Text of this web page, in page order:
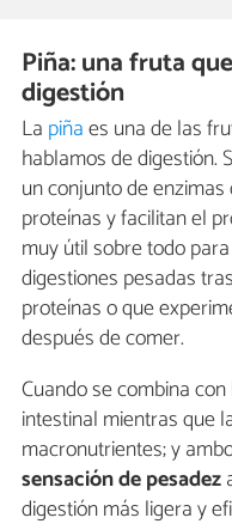
Piña: una fruta
digestión
La piñaes una de las
hablamos de digestión.
un conjunto de
proteínas y facilitan el
muy útil sobre todo
digestiones pesadas
proteínas o que
después de comer.
Cuando se combina
intestinal mientras que
macronutrientes; y
sensación de pesadez
digestión más ligera y